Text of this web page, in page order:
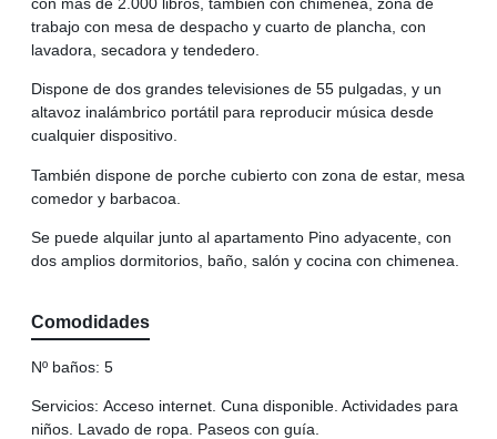
trabajo con mesa de despacho y cuarto de plancha, con
lavadora, secadora y tendedero.
Dispone de dos grandes televisiones de 55 pulgadas, y un
altavoz inalámbrico portátil para reproducir música desde
cualquier dispositivo.
También dispone de porche cubierto con zona de estar, mesa
comedor y barbacoa.
Se puede alquilar junto al apartamento Pino adyacente, con
dos amplios dormitorios, baño, salón y cocina con chimenea.
Comodidades
Nº baños: 5
Servicios: Acceso internet. Cuna disponible. Actividades para
niños. Lavado de ropa. Paseos con guía.